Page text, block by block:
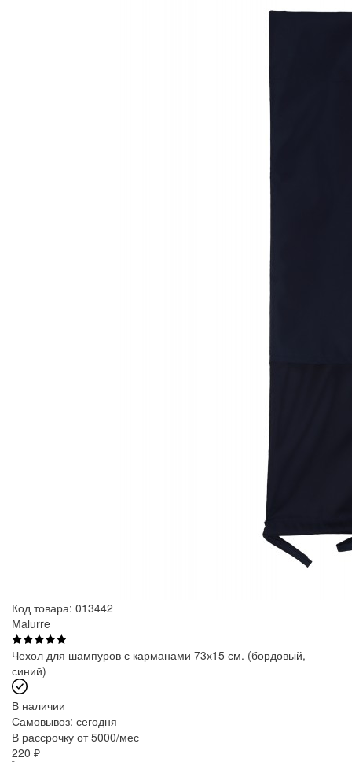
Код товара: 013442
Malurre
Чехол для шампуров с карманами 73х15 см. (бордовый,
синий)
В наличии
Самовывоз: сегодня
В рассрочку от 5000/мес
220 ₽